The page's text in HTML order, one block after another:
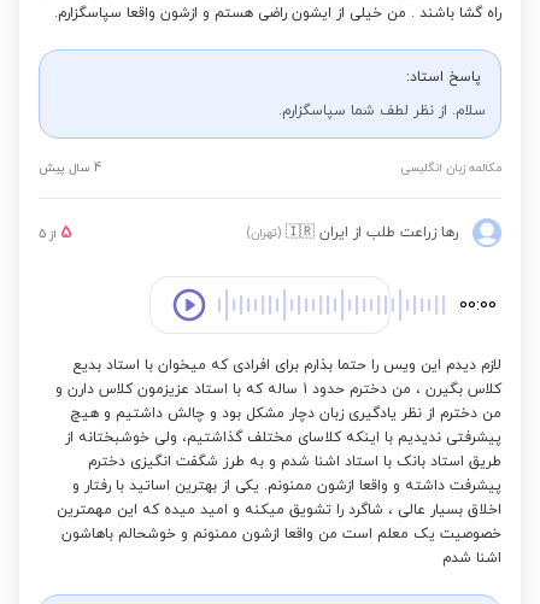
راه گشا باشند . من خیلی از ایشون راضی هستم و ازشون واقعا سپاسگزارم.
پاسخ استاد:
سلام. از نظر لطف شما سپاسگزارم.
مکالمه زبان انگلیسی 4 سال پیش
رها زراعت طلب از ایران 🇮🇷 (تهران) 5 از 5
00:00
لازم دیدم این ویس را حتما بذارم برای افرادی که میخوان با استاد بدیع
کلاس بگیرن ، من دخترم حدود 1 ساله که با استاد عزیزمون کلاس دارن و
من دخترم از نظر یادگیری زبان دچار مشکل بود و چالش داشتیم و هیچ
پیشرفتی ندیدیم با اینکه کلاسای مختلف گذاشتیم، ولی خوشبختانه از
طریق استاد بانک با استاد اشنا شدم و به طرز شگفت انگیزی دخترم
پیشرفت داشته و واقعا ازشون ممنونم. یکی از بهترین اساتید با رفتار و
اخلاق بسیار عالی ، شاگرد را تشویق میکنه و امید میده که این مهمترین
خصوصیت یک معلم است من واقعا ازشون ممنونم و خوشحالم باهاشون
اشنا شدم